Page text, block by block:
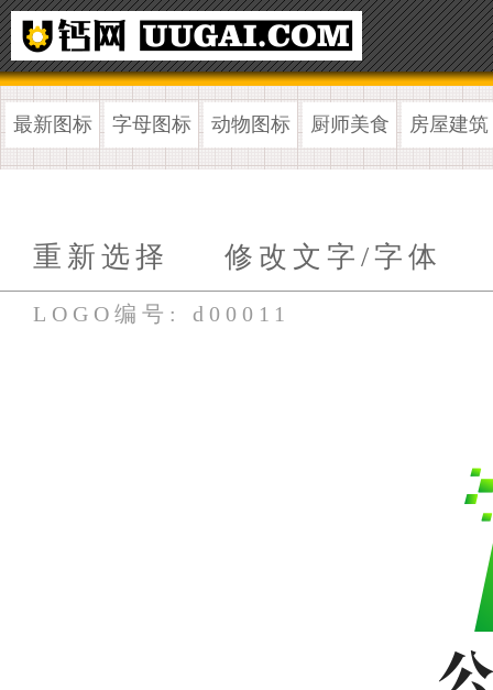
最新图标 字母图标 动物图标 厨师美食 房屋建筑
重新选择 修改文字/字体
LOGO编号: d00011